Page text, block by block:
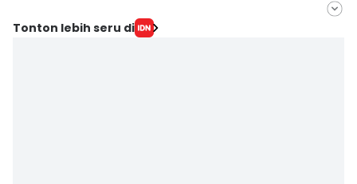
Editor
Tonton lebih seru di